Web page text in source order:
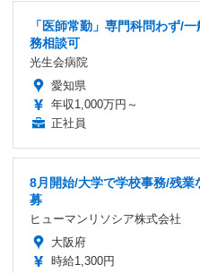
「医師常勤」専門科問わず/
務相談可
光生会病院
愛知県
年収1,000万円～
正社員
8月開始/大学で学校事務/残
募
ヒューマンリソシア株式会社
大阪府
時給1,300円